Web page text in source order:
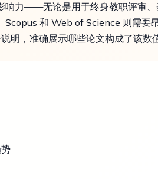
响力——无论是用于终身教职评审
Scopus 和 Web of Science 则需
明，准确展示哪些论文构成了该数